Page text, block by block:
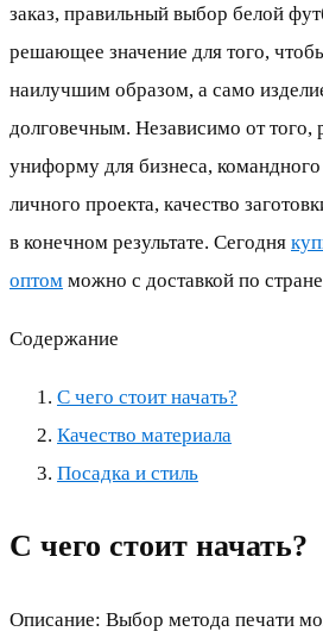
заказ, правильный выбор белой
решающее значение для того,
наилучшим образом, а само
долговечным. Независимо от того,
униформу для бизнеса,
личного проекта, качество
в конечном результате. Сегодня
оптом можно с доставкой по
Содержание
С чего стоит начать?
Качество материала
Посадка и стиль
С чего стоит начать?
Описание: Выбор метода печати